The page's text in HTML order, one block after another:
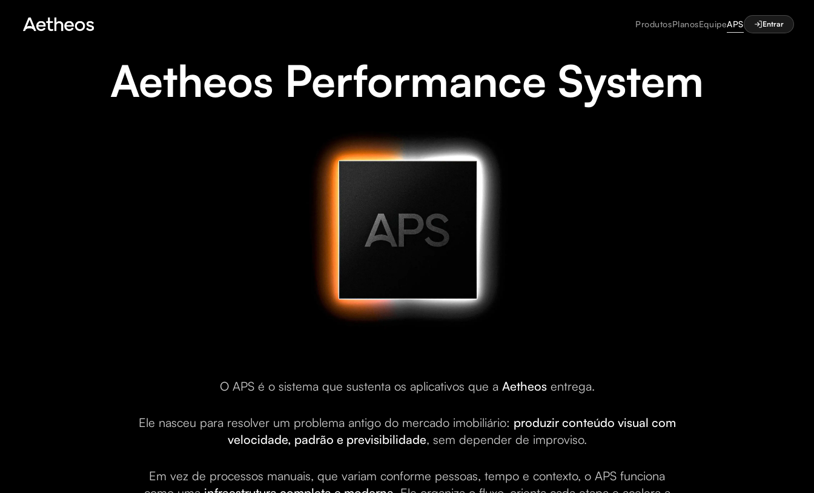
ProdutosPlanosEquipeAPS Entrar
Aetheos Performance System
O APS é o sistema que sustenta os aplicativos que a Aetheosentrega.
Ele nasceu para resolver um problema antigo do mercado imobiliário: produzir conteúdo visual com
velocidade, padrão e previsibilidade, sem depender de improviso.
Em vez de processos manuais, que variam conforme pessoas, tempo e contexto, o APS funciona